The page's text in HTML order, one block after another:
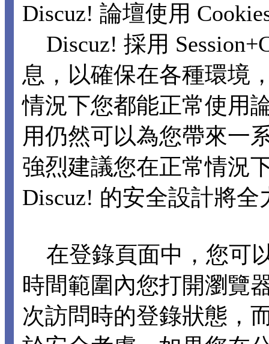
Discuz! 論壇使用
Discuz! 採用
息，以確保在各種環境
情況下您都能正常使用
用仍然可以為您帶來一
強烈建議您在正常情況
Discuz! 的安全設計將
在登錄頁面中，您可
時間範圍內您打開瀏覽
次訪問時的登錄狀態，